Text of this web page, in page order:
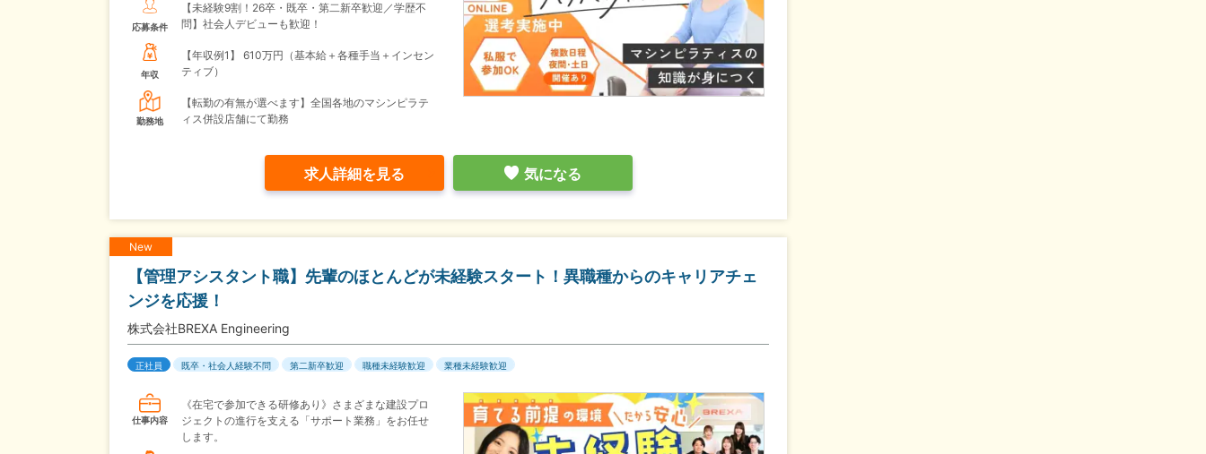
応募条件
【未経験9割！26卒・既卒・第二新卒歓迎／学歴不
問】社会人デビューも歓迎！
年収
【年収例1】
610万円（基本給＋各種手当＋インセン
ティブ）
勤務地
【転勤の有無が選べます】全国各地のマシンピラテ
ィス併設店舗にて勤務
求人詳細を見る 気になる
New
【管理アシスタント職】先輩のほとんどが未経験スタート！異職種からのキャリアチェ
ンジを応援！
株式会社BREXA Engineering
正社員 既卒・社会人経験不問 第二新卒歓迎 職種未経験歓迎 業種未経験歓迎
仕事内容
《在宅で参加できる研修あり》さまざまな建設プロ
ジェクトの進行を支える「サポート業務」をお任せ
します。